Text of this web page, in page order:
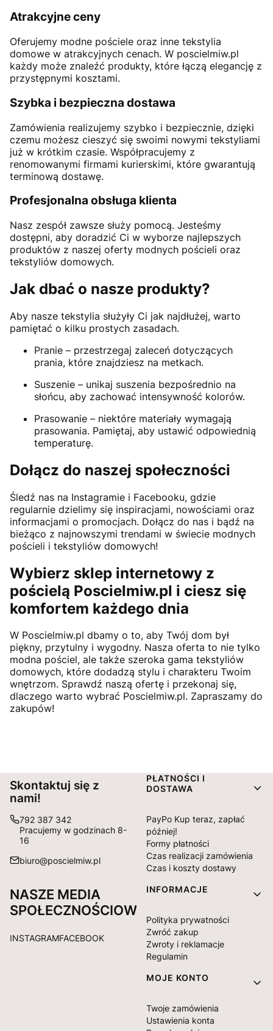
Atrakcyjne ceny
Oferujemy modne pościele oraz inne tekstylia
domowe w atrakcyjnych cenach. W poscielmiw.pl
każdy może znaleźć produkty, które łączą elegancję z
przystępnymi kosztami.
Szybka i bezpieczna dostawa
Zamówienia realizujemy szybko i bezpiecznie, dzięki
czemu możesz cieszyć się swoimi nowymi tekstyliami
już w krótkim czasie. Współpracujemy z
renomowanymi firmami kurierskimi, które gwarantują
terminową dostawę.
Profesjonalna obsługa klienta
Nasz zespół zawsze służy pomocą. Jesteśmy
dostępni, aby doradzić Ci w wyborze najlepszych
produktów z naszej oferty modnych pościeli oraz
tekstyliów domowych.
Jak dbać o nasze produkty?
Aby nasze tekstylia służyły Ci jak najdłużej, warto
pamiętać o kilku prostych zasadach.
Pranie – przestrzegaj zaleceń dotyczących
prania, które znajdziesz na metkach.
Suszenie – unikaj suszenia bezpośrednio na
słońcu, aby zachować intensywność kolorów.
Prasowanie – niektóre materiały wymagają
prasowania. Pamiętaj, aby ustawić odpowiednią
temperaturę.
Dołącz do naszej społeczności
Śledź nas na Instagramie i Facebooku, gdzie
regularnie dzielimy się inspiracjami, nowościami oraz
informacjami o promocjach. Dołącz do nas i bądź na
bieżąco z najnowszymi trendami w świecie modnych
pościeli i tekstyliów domowych!
Wybierz sklep internetowy z
pościelą Poscielmiw.pl i ciesz się
komfortem każdego dnia
W Poscielmiw.pl dbamy o to, aby Twój dom był
piękny, przytulny i wygodny. Nasza oferta to nie tylko
modna pościel, ale także szeroka gama tekstyliów
domowych, które dodadzą stylu i charakteru Twoim
wnętrzom. Sprawdź naszą ofertę i przekonaj się,
dlaczego warto wybrać Poscielmiw.pl. Zapraszamy do
zakupów!
Skontaktuj się z
nami!
792 387 342
Pracujemy w godzinach 8-
16
biuro@poscielmiw.pl
NASZE MEDIA
SPOŁECZNOŚCIOWE:
INSTAGRAMFACEBOOK
Linki w stopce
PŁATNOŚCI I
DOSTAWA
PayPo Kup teraz, zapłać
później!
Formy płatności
Czas realizacji zamówienia
Czas i koszty dostawy
INFORMACJE
Polityka prywatności
Zwróć zakup
Zwroty i reklamacje
Regulamin
MOJE KONTO
Twoje zamówienia
Ustawienia konta